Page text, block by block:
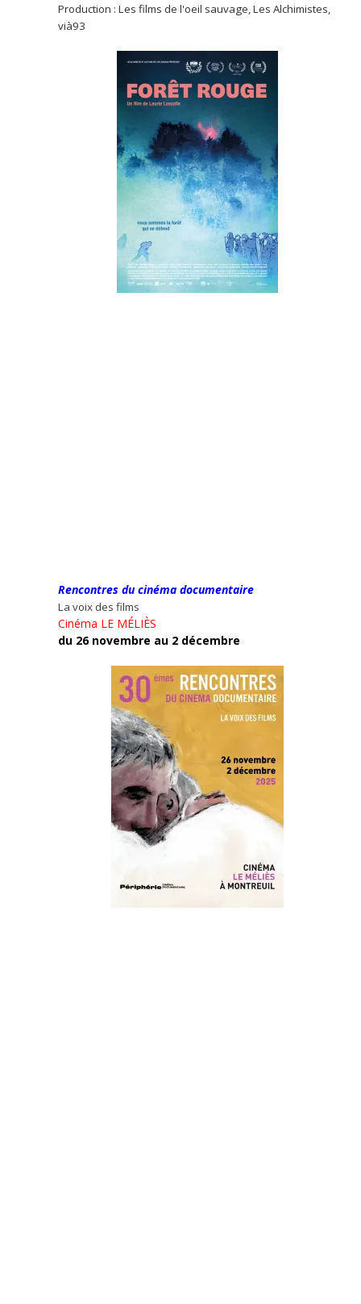
Production : Les films de l'oeil sauvage, Les Alchimistes,
vià93
Rencontres du cinéma documentaire
La voix des films
Cinéma LE MÉLIÈS
du 26 novembre au 2 décembre